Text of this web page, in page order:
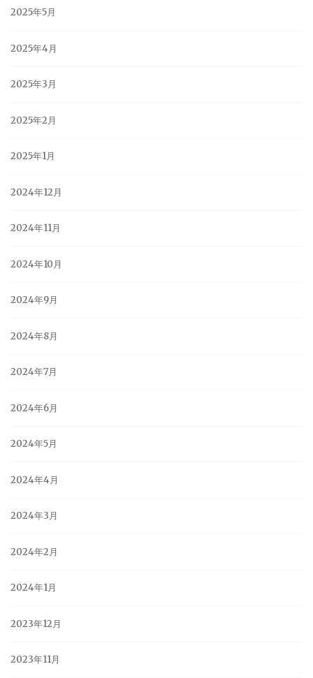
2025年5月
2025年4月
2025年3月
2025年2月
2025年1月
2024年12月
2024年11月
2024年10月
2024年9月
2024年8月
2024年7月
2024年6月
2024年5月
2024年4月
2024年3月
2024年2月
2024年1月
2023年12月
2023年11月